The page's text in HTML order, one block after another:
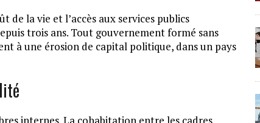
de la vie et l’accès aux services publics
trois ans. Tout gouvernement formé sans
à une érosion de capital politique, dans un pays
internes. La cohabitation entre les cadres